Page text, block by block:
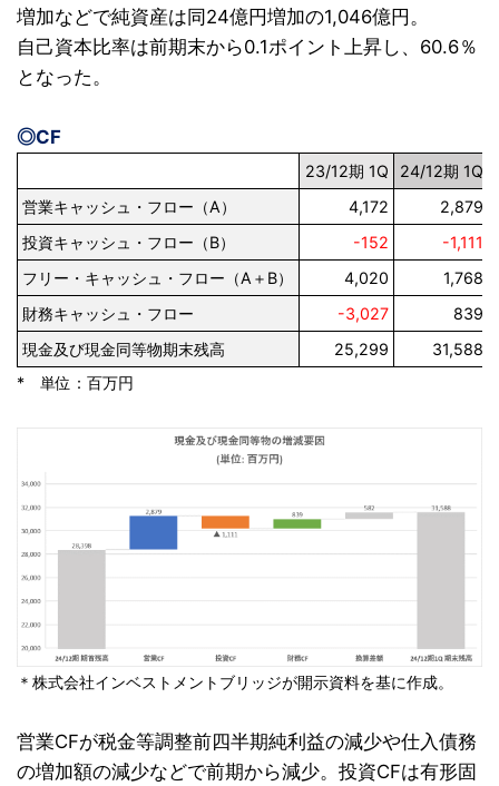
増加などで純資産は同24億円増加の1,046億円。
自己資本比率は前期末から0.1ポイント上昇し、60.6％
となった。
◎CF
23/12期 1Q
24/12期 1Q
営業キャッシュ・フロー（A）
4,172
2,879
投資キャッシュ・フロー（B）
-152
-1,111
フリー・キャッシュ・フロー（A＋B）
4,020 1,768
財務キャッシュ・フロー
-3,027 839
現金及び現金同等物期末残高
25,299 31,588
* 単位：百万円
＊株式会社インベストメントブリッジが開示資料を基に作成。
営業CFが税金等調整前四半期純利益の減少や仕入債務
の増加額の減少などで前期から減少。投資CFは有形固